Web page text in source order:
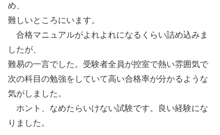
め、
難しいところにいます。
合格マニュアルがよれよれになるくらい詰め込みま
したが、
難易の一言でした。受験者全員が控室で熱い雰囲気で
次の科目の勉強をしていて高い合格率が分かるような
気がしました。
ホント、なめたらいけない試験です。良い経験にな
りました。